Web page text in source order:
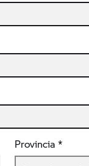
Provincia *